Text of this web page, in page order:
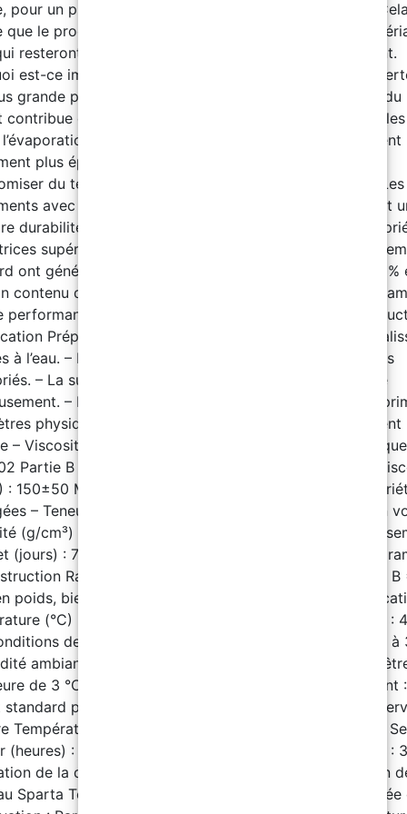
pour un produit comme une peinture ou un top coat.
que le produit contient une forte concentration de
resteront sur la surface après l'évaporation du solvant.
est-ce important ? Haut contenu solide = moins de
grande proportion de solides signifie que la majorité du
contribue effectivement au revêtement final, réduisant
Plus d’épaisseur par application : On obtient
plus épais avec moins de couches, ce qui permet
du temps et du produit. Performances élevées : Les
avec un contenu solide élevé offrent généralement
durabilité, une résistance chimique accrue et des
supérieures. Comparaison : Les peintures ou
ont généralement un contenu solide compris entre 30%
contenu de 96±2% est typique des produits haut de
performance Télécharger le catalogue complet ici
Préparation de surface – Rincer le sel et autres
à l’eau. – Enlever graisses et huiles avec des nettoyants
– La surface en béton doit être poncée et nettoyée
– Respecter l’intervalle de revêtement avec le
physiques Partie A – Apparence : Liquide transparent
– Viscosité (25 °C) : 500±200 MPaS – Densité
Partie B – Apparence : Liquide de toutes couleurs –
: 150±50 MPaS – Densité spécifique (25 °C) : 1,01
– Teneur en solides (%): 96±2 (en poids) / 95±2 (en
(g/cm³) : 1,11±0,05 – Point d’éclair (°C) : >93 –
(jours) : 7 – Couverture théorique : 5 m²/kg/200μm
Ratio de mélange – Application au rouleau : A : B
poids, bien mélanger avant utilisation). Temps
(°C) : 10 | 20 | 30 – Durée de vie en pot (minutes) :
de construction – Température ambiante : 0 °C à
ambiante : ≤75 % – Température du substrat : Doit
de 3 °C ou plus au point de rosée de l’air. – Nettoyant :
standard pour polyaspartique Temps de Séchage et
Température (°C) : 20 Séchage en surface (heures) : 1
(heures) : 3 Durcissement complet : 7 jours Transitable :
de la deuxième couche : 3-4 heures Consommation
Sparta Top : 0,2 kg/m² Conditions de stockage – Durée